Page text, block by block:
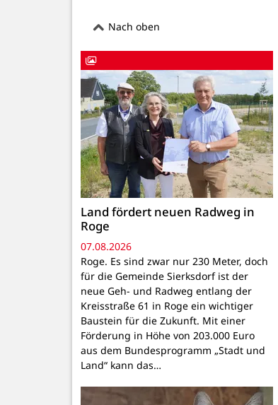
Nach oben
Land fördert neuen Radweg in
Roge
07.08.2026
Roge. Es sind zwar nur 230 Meter, doch
für die Gemeinde Sierksdorf ist der
neue Geh- und Radweg entlang der
Kreisstraße 61 in Roge ein wichtiger
Baustein für die Zukunft. Mit einer
Förderung in Höhe von 203.000 Euro
aus dem Bundesprogramm „Stadt und
Land“ kann das…